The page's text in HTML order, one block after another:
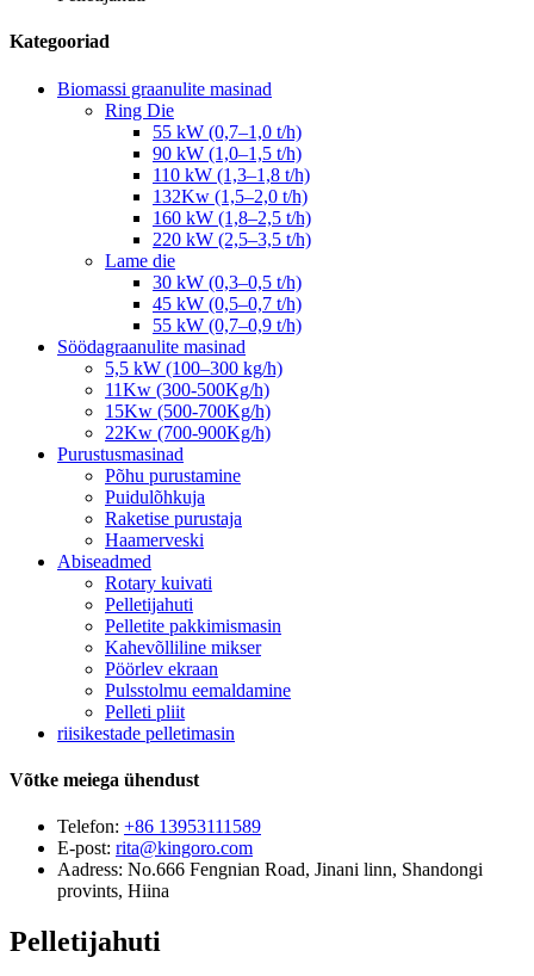
Kategooriad
Biomassi graanulite masinad
Ring Die
55 kW (0,7–1,0 t/h)
90 kW (1,0–1,5 t/h)
110 kW (1,3–1,8 t/h)
132Kw (1,5–2,0 t/h)
160 kW (1,8–2,5 t/h)
220 kW (2,5–3,5 t/h)
Lame die
30 kW (0,3–0,5 t/h)
45 kW (0,5–0,7 t/h)
55 kW (0,7–0,9 t/h)
Söödagraanulite masinad
5,5 kW (100–300 kg/h)
11Kw (300-500Kg/h)
15Kw (500-700Kg/h)
22Kw (700-900Kg/h)
Purustusmasinad
Põhu purustamine
Puidulõhkuja
Raketise purustaja
Haamerveski
Abiseadmed
Rotary kuivati
Pelletijahuti
Pelletite pakkimismasin
Kahevõlliline mikser
Pöörlev ekraan
Pulsstolmu eemaldamine
Pelleti pliit
riisikestade pelletimasin
Võtke meiega ühendust
Telefon: +86 13953111589
E-post: rita@kingoro.com
Aadress: No.666 Fengnian Road, Jinani linn, Shandongi
provints, Hiina
Pelletijahuti